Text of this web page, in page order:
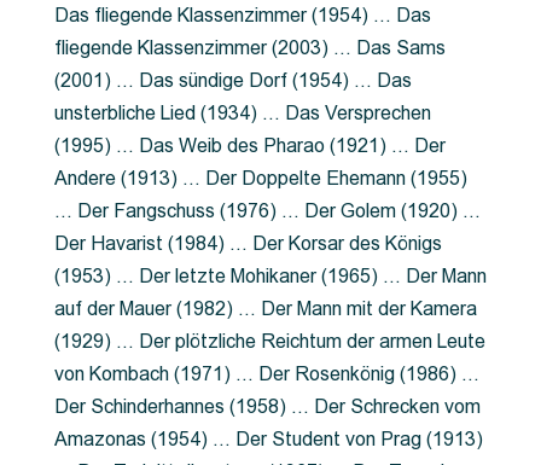
Das fliegende Klassenzimmer (1954) … Das
fliegende Klassenzimmer (2003) … Das Sams
(2001) … Das sündige Dorf (1954) … Das
unsterbliche Lied (1934) … Das Versprechen
(1995) … Das Weib des Pharao (1921) … Der
Andere (1913) … Der Doppelte Ehemann (1955)
… Der Fangschuss (1976) … Der Golem (1920) …
Der Havarist (1984) … Der Korsar des Königs
(1953) … Der letzte Mohikaner (1965) … Der Mann
auf der Mauer (1982) … Der Mann mit der Kamera
(1929) … Der plötzliche Reichtum der armen Leute
von Kombach (1971) … Der Rosenkönig (1986) …
Der Schinderhannes (1958) … Der Schrecken vom
Amazonas (1954) … Der Student von Prag (1913)